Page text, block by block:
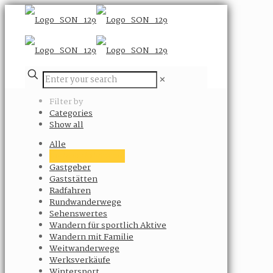
✕
Filter by
Categories
Show all
Alle
Gastgeber
Gaststätten
Radfahren
Rundwanderwege
Sehenswertes
Wandern für sportlich Aktive
Wandern mit Familie
Weitwanderwege
Werksverkäufe